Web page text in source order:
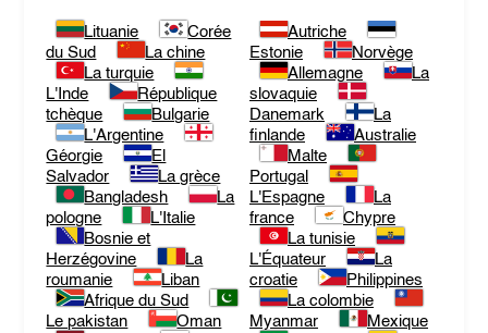
Lituanie
Corée
du Sud
La chine
La turquie
L'Inde
République
tchèque
Bulgarie
L'Argentine
Géorgie
El
Salvador
La grèce
Bangladesh
La
pologne
L'Italie
Bosnie et
Herzégovine
La
roumanie
Liban
Afrique du Sud
Le pakistan
Oman
Autriche
Estonie
Norvège
Allemagne
La
slovaquie
Danemark
La
finlande
Australie
Malte
Portugal
L'Espagne
La
france
Chypre
La tunisie
L'Équateur
La
croatie
Philippines
La colombie
Myanmar
Mexique